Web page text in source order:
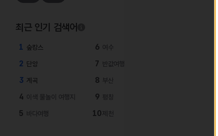
최근 인기 검색어
1 숲캉스
2 단양
3 계곡
4 이색 물놀이 여행지
5 바다여행
6 여수
7 반값여행
8 부산
9 평창
10 제천